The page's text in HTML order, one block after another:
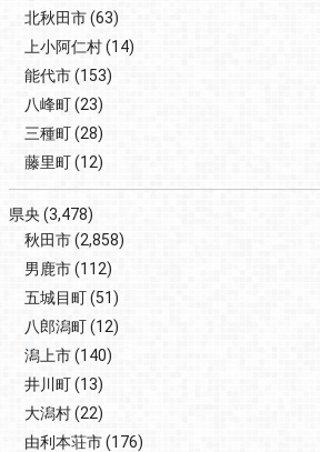
北秋田市(63)
上小阿仁村(14)
能代市(153)
八峰町(23)
三種町(28)
藤里町(12)
県央 (3,478)
秋田市(2,858)
男鹿市(112)
五城目町(51)
八郎潟町(12)
潟上市(140)
井川町(13)
大潟村(22)
由利本荘市(176)